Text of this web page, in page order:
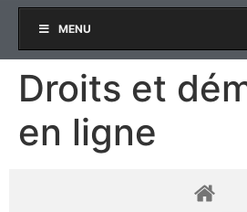
MENU
Droits et
en ligne